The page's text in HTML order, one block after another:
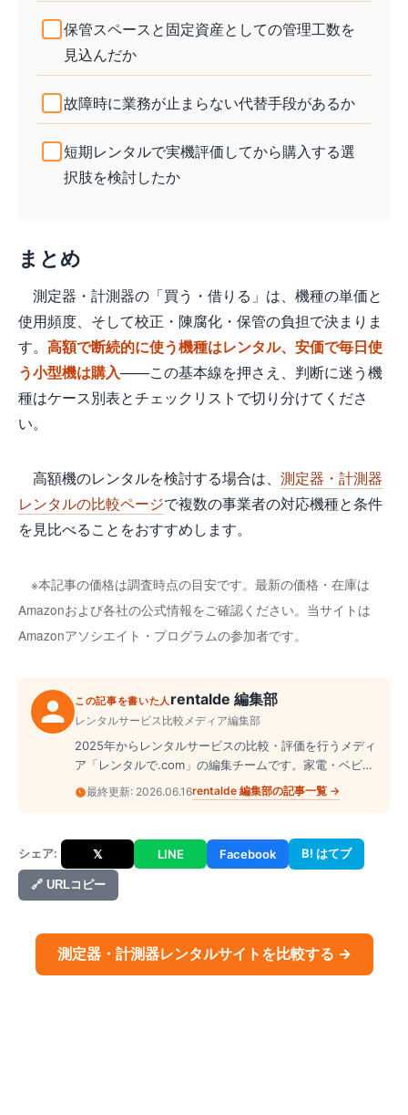
保管スペースと固定資産としての管理工数を
見込んだか
故障時に業務が止まらない代替手段があるか
短期レンタルで実機評価してから購入する選
択肢を検討したか
まとめ
測定器・計測器の「買う・借りる」は、機種の単価と
使用頻度、そして校正・陳腐化・保管の負担で決まりま
す。 高額で断続的に使う機種はレンタル、安価で毎日使
う小型機は購入——この基本線を押さえ、判断に迷う機
種はケース別表とチェックリストで切り分けてくださ
い。
高額機のレンタルを検討する場合は、 測定器・計測器
レンタルの比較ページで複数の事業者の対応機種と条件
を見比べることをおすすめします。
※本記事の価格は調査時点の目安です。最新の価格・在庫は
Amazonおよび各社の公式情報をご確認ください。当サイトは
Amazonアソシエイト・プログラムの参加者です。
この記事を書いた人 rentalde 編集部
レンタルサービス比較メディア編集部
2025年からレンタルサービスの比較・評価を行うメディ
ア「レンタルで.com」の編集チームです。家電・ベビー
用品・ドレス・スーツケース・楽器など、幅広いジャン
ルのレンタル業者を実際に調査し、料金・サービス内
最終更新: 2026.06.16rentalde 編集部の記事一覧 →
シェア: 𝕏 LINE Facebook B! はてブ
🔗 URLコピー
測定器・計測器レンタルサイトを比較する →